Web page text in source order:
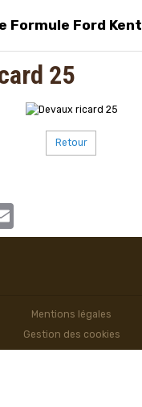
Formule Ford Kent
25
Retour
Mentions légales
Gestion des cookies